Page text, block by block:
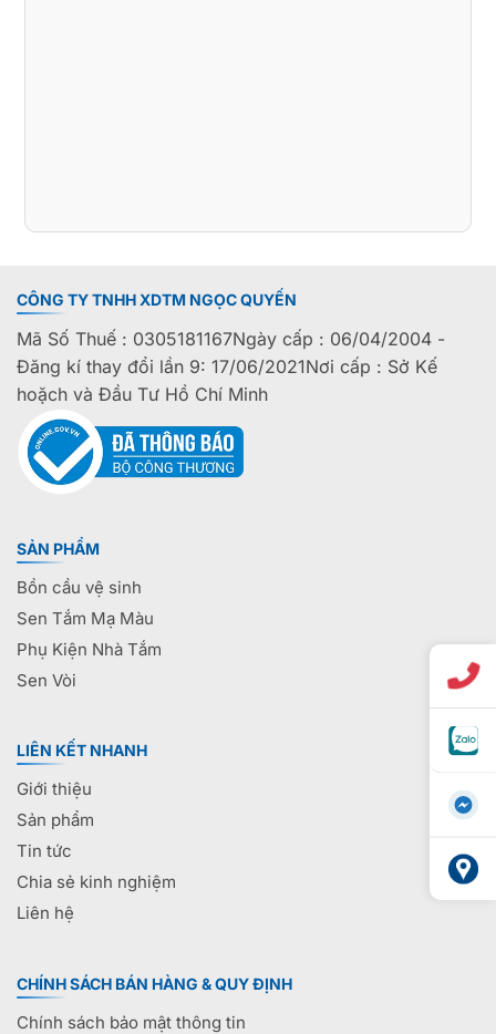
CÔNG TY TNHH XDTM NGỌC QUYẾN
Mã Số Thuế : 0305181167Ngày cấp : 06/04/2004 -
Đăng kí thay đổi lần 9: 17/06/2021Nơi cấp : Sở Kế
hoặch và Đầu Tư Hồ Chí Minh
SẢN PHẨM
Bồn cầu vệ sinh
Sen Tắm Mạ Màu
Phụ Kiện Nhà Tắm
Sen Vòi
LIÊN KẾT NHANH
Giới thiệu
Sản phẩm
Tin tức
Chia sẻ kinh nghiệm
Liên hệ
CHÍNH SÁCH BÁN HÀNG & QUY ĐỊNH
Chính sách bảo mật thông tin